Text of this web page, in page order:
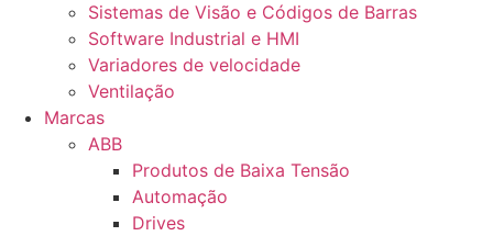
Sistemas de Visão e Códigos de Barras
Software Industrial e HMI
Variadores de velocidade
Ventilação
Marcas
ABB
Produtos de Baixa Tensão
Automação
Drives